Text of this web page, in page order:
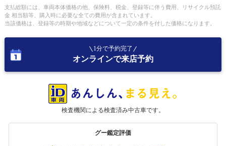
支払総額には、車両本体価格の他、保険料、税金、登録等に伴う費用、リサイクル預託
金 相当額等、購入時に必要な全ての費用が含まれています。
当該価格は、登録等の時期や地域などについて一定の条件を付した価格になります。
1分で予約完了
オンラインで来店予約
検査機関による検査済み中古車です。
グー鑑定評価